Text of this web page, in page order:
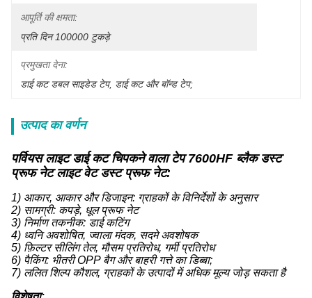
आपूर्ति की क्षमता:
प्रति दिन 100000 टुकड़े
प्रमुखता देना:
डाई कट डबल साइडेड टेप, डाई कट और बॉन्ड टेप;
उत्पाद का वर्णन
पर्वियस लाइट डाई कट चिपकने वाला टेप 7600HF ब्लैक डस्ट
प्रूफ नेट लाइट वेट डस्ट प्रूफ नेट:
1) आकार, आकार और डिजाइन: ग्राहकों के विनिर्देशों के अनुसार
2) सामग्री: कपड़े, धूल प्रूफ नेट
3) निर्माण तकनीक: डाई कटिंग
4) ध्वनि अवशोषित, ज्वाला मंदक, सदमे अवशोषक
5) फ़िल्टर सीलिंग तेल, मौसम प्रतिरोध, गर्मी प्रतिरोध
6) पैकिंग: भीतरी OPP बैग और बाहरी गत्ते का डिब्बा;
7) ललित शिल्प कौशल, ग्राहकों के उत्पादों में अधिक मूल्य जोड़ सकता है